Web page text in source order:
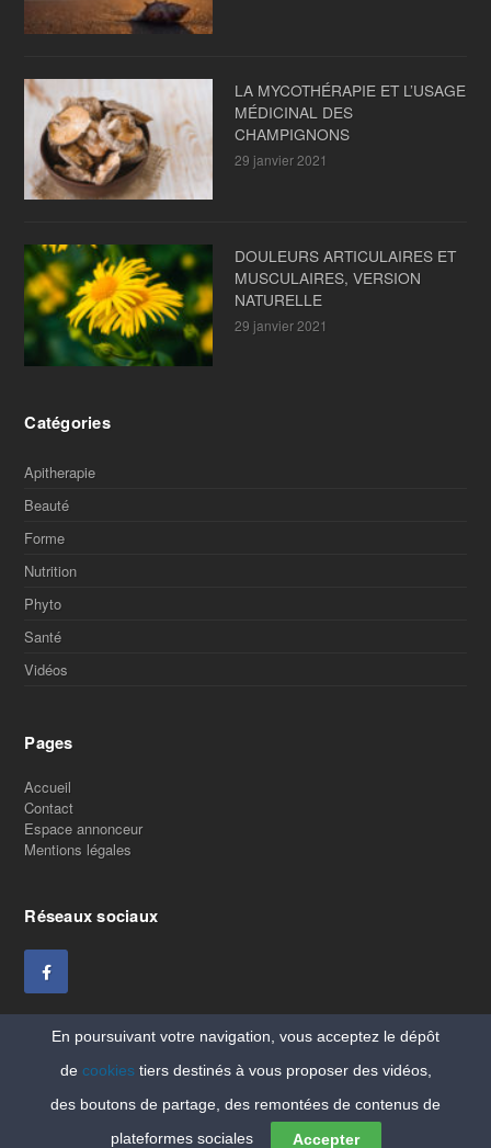
LA MYCOTHÉRAPIE ET L’USAGE
MÉDICINAL DES
CHAMPIGNONS
29 janvier 2021
DOULEURS ARTICULAIRES ET
MUSCULAIRES, VERSION
NATURELLE
29 janvier 2021
Catégories
Apitherapie
Beauté
Forme
Nutrition
Phyto
Santé
Vidéos
Pages
Accueil
Contact
Espace annonceur
Mentions légales
Réseaux sociaux
Copyright Vitaleforme
En poursuivant votre navigation, vous acceptez le dépôt
de cookiestiers destinés à vous proposer des vidéos,
des boutons de partage, des remontées de contenus de
plateformes sociales
Accepter